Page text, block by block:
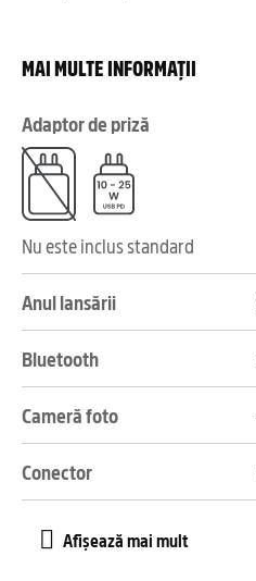
MAI MULTE INFORMAȚII
Adaptor de priză
Nu este inclus standard
Anul lansării
Bluetooth
Cameră foto
Conector